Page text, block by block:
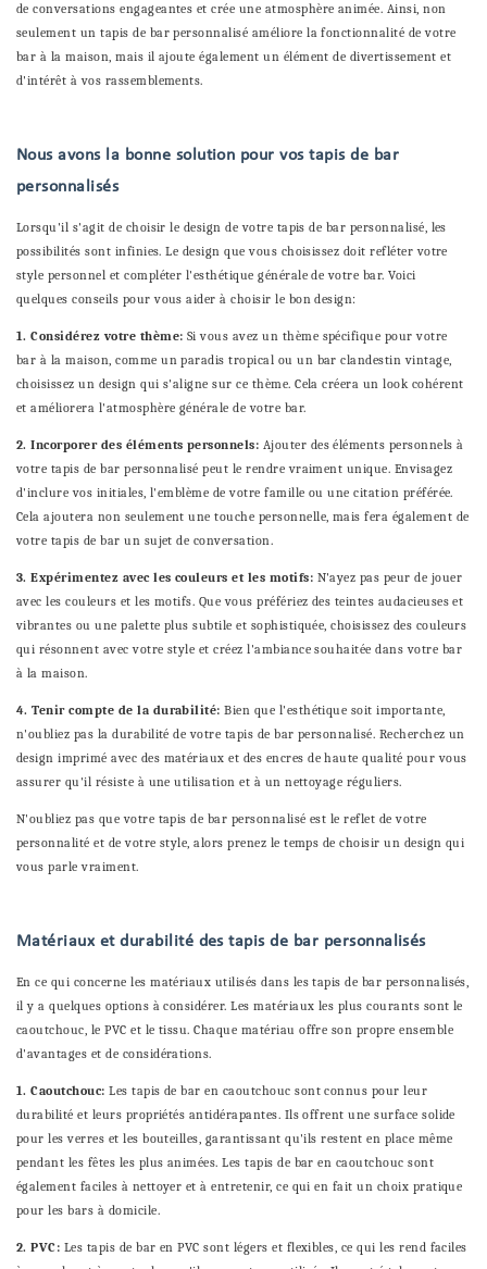
de conversations engageantes et crée une atmosphère animée. Ainsi, non
seulement un tapis de bar personnalisé améliore la fonctionnalité de votre
bar à la maison, mais il ajoute également un élément de divertissement et
d'intérêt à vos rassemblements.
Nous avons la bonne solution pour vos tapis de bar
personnalisés
Lorsqu'il s'agit de choisir le design de votre tapis de bar personnalisé, les
possibilités sont infinies. Le design que vous choisissez doit refléter votre
style personnel et compléter l'esthétique générale de votre bar. Voici
quelques conseils pour vous aider à choisir le bon design:
1. Considérez votre thème: Si vous avez un thème spécifique pour votre
bar à la maison, comme un paradis tropical ou un bar clandestin vintage,
choisissez un design qui s'aligne sur ce thème. Cela créera un look cohérent
et améliorera l'atmosphère générale de votre bar.
2. Incorporer des éléments personnels: Ajouter des éléments personnels à
votre tapis de bar personnalisé peut le rendre vraiment unique. Envisagez
d'inclure vos initiales, l'emblème de votre famille ou une citation préférée.
Cela ajoutera non seulement une touche personnelle, mais fera également de
votre tapis de bar un sujet de conversation.
3. Expérimentez avec les couleurs et les motifs: N'ayez pas peur de jouer
avec les couleurs et les motifs. Que vous préfériez des teintes audacieuses et
vibrantes ou une palette plus subtile et sophistiquée, choisissez des couleurs
qui résonnent avec votre style et créez l'ambiance souhaitée dans votre bar
à la maison.
4. Tenir compte de la durabilité:Bien que l'esthétique soit importante,
n'oubliez pas la durabilité de votre tapis de bar personnalisé. Recherchez un
design imprimé avec des matériaux et des encres de haute qualité pour vous
assurer qu'il résiste à une utilisation et à un nettoyage réguliers.
N'oubliez pas que votre tapis de bar personnalisé est le reflet de votre
personnalité et de votre style, alors prenez le temps de choisir un design qui
vous parle vraiment.
Matériaux et durabilité des tapis de bar personnalisés
En ce qui concerne les matériaux utilisés dans les tapis de bar personnalisés,
il y a quelques options à considérer. Les matériaux les plus courants sont le
caoutchouc, le PVC et le tissu. Chaque matériau offre son propre ensemble
d'avantages et de considérations.
1. Caoutchouc:Les tapis de bar en caoutchouc sont connus pour leur
durabilité et leurs propriétés antidérapantes. Ils offrent une surface solide
pour les verres et les bouteilles, garantissant qu'ils restent en place même
pendant les fêtes les plus animées. Les tapis de bar en caoutchouc sont
également faciles à nettoyer et à entretenir, ce qui en fait un choix pratique
pour les bars à domicile.
2. PVC: Les tapis de bar en PVC sont légers et flexibles, ce qui les rend faciles